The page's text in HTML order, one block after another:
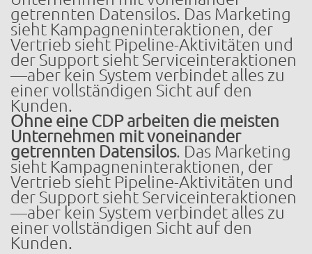
getrennten Datensilos. Das Marketing
sieht Kampagneninteraktionen, der
Vertrieb sieht Pipeline-Aktivitäten und
der Support sieht Serviceinteraktionen
—aber kein System verbindet alles zu
einer vollständigen Sicht auf den
Kunden.
Ohne eine CDP arbeiten die meisten
Unternehmen mit voneinander
getrennten Datensilos. Das Marketing
sieht Kampagneninteraktionen, der
Vertrieb sieht Pipeline-Aktivitäten und
der Support sieht Serviceinteraktionen
—aber kein System verbindet alles zu
einer vollständigen Sicht auf den
Kunden.